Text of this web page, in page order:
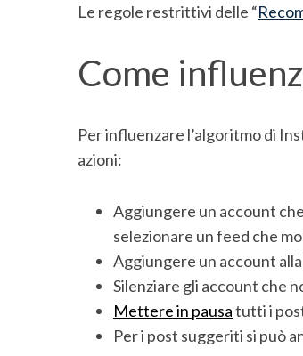
Le regole restrittivi delle “
Come
Per influenzare l’algoritmo di
azioni:
Aggiungere un account
selezionare un feed che
Aggiungere un account alla
Silenziare gli account che
Mettere in pausatutti i
Per i post suggeriti si può